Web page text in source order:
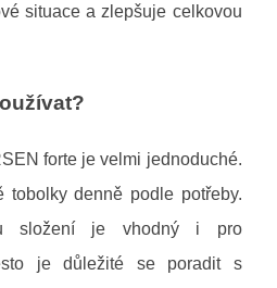
situace a zlepšuje celkovou
forte je velmi jednoduché.
tobolky denně podle potřeby.
složení je vhodný i pro
je důležité se poradit s